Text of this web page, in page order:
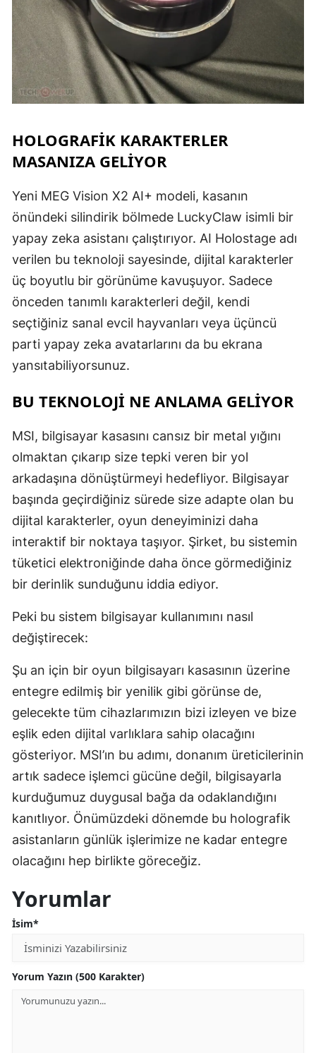
HOLOGRAFİK KARAKTERLER
MASANIZA GELİYOR
Yeni MEG Vision X2 AI+ modeli, kasanın
önündeki silindirik bölmede LuckyClaw isimli bir
yapay zeka asistanı çalıştırıyor. AI Holostage adı
verilen bu teknoloji sayesinde, dijital karakterler
üç boyutlu bir görünüme kavuşuyor. Sadece
önceden tanımlı karakterleri değil, kendi
seçtiğiniz sanal evcil hayvanları veya üçüncü
parti yapay zeka avatarlarını da bu ekrana
yansıtabiliyorsunuz.
BU TEKNOLOJİ NE ANLAMA GELİYOR
MSI, bilgisayar kasasını cansız bir metal yığını
olmaktan çıkarıp size tepki veren bir yol
arkadaşına dönüştürmeyi hedefliyor. Bilgisayar
başında geçirdiğiniz sürede size adapte olan bu
dijital karakterler, oyun deneyiminizi daha
interaktif bir noktaya taşıyor. Şirket, bu sistemin
tüketici elektroniğinde daha önce görmediğiniz
bir derinlik sunduğunu iddia ediyor.
Peki bu sistem bilgisayar kullanımını nasıl
değiştirecek:
Şu an için bir oyun bilgisayarı kasasının üzerine
entegre edilmiş bir yenilik gibi görünse de,
gelecekte tüm cihazlarımızın bizi izleyen ve bize
eşlik eden dijital varlıklara sahip olacağını
gösteriyor. MSI’ın bu adımı, donanım üreticilerinin
artık sadece işlemci gücüne değil, bilgisayarla
kurduğumuz duygusal bağa da odaklandığını
kanıtlıyor. Önümüzdeki dönemde bu holografik
asistanların günlük işlerimize ne kadar entegre
olacağını hep birlikte göreceğiz.
Yorumlar
İsim*
Yorum Yazın (500 Karakter)